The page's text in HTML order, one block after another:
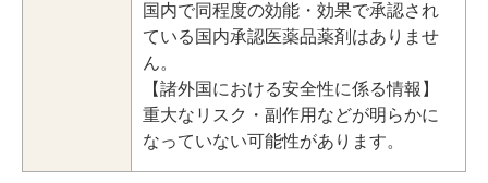
国内で同程度の効能・効果で承認され
ている国内承認医薬品薬剤はありませ
ん。
【諸外国における安全性に係る情報】
重大なリスク・副作用などが明らかに
なっていない可能性があります。